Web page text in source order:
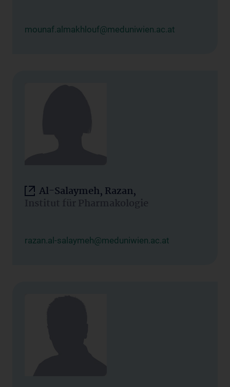
mounaf.almakhlouf@meduniwien.ac.at
Al-Salaymeh, Razan,
Institut für Pharmakologie
razan.al-salaymeh@meduniwien.ac.at